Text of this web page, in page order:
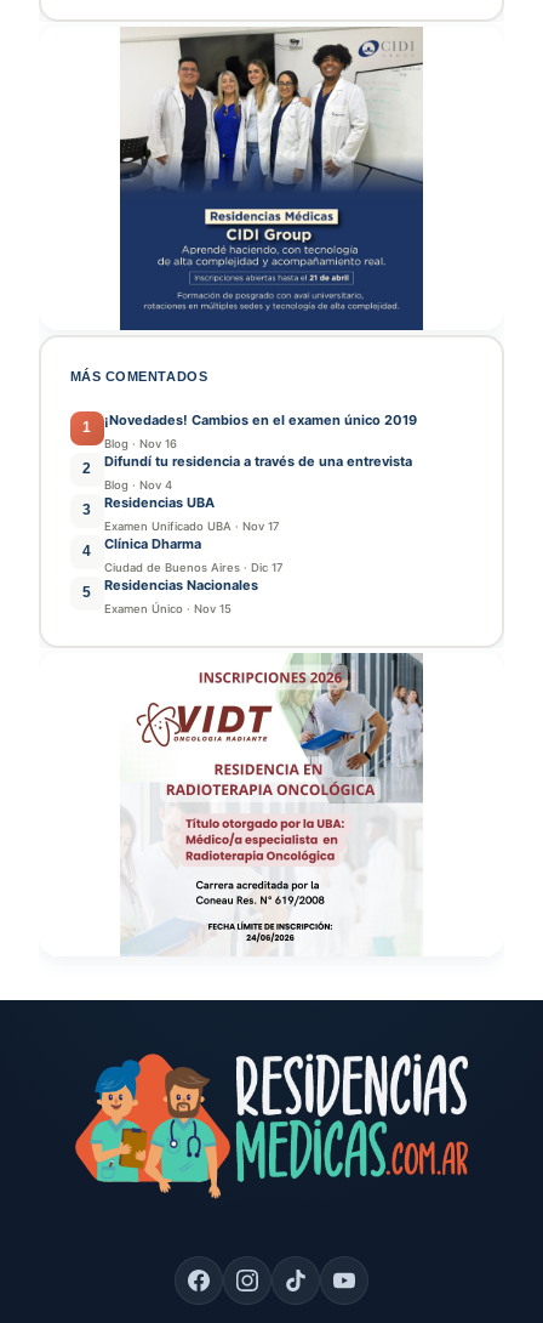
MÁS COMENTADOS
1 ¡Novedades! Cambios en el examen único 2019
Blog · Nov 16
2 Difundí tu residencia a través de una entrevista
Blog · Nov 4
3 Residencias UBA
Examen Unificado UBA · Nov 17
4 Clínica Dharma
Ciudad de Buenos Aires · Dic 17
5 Residencias Nacionales
Examen Único · Nov 15